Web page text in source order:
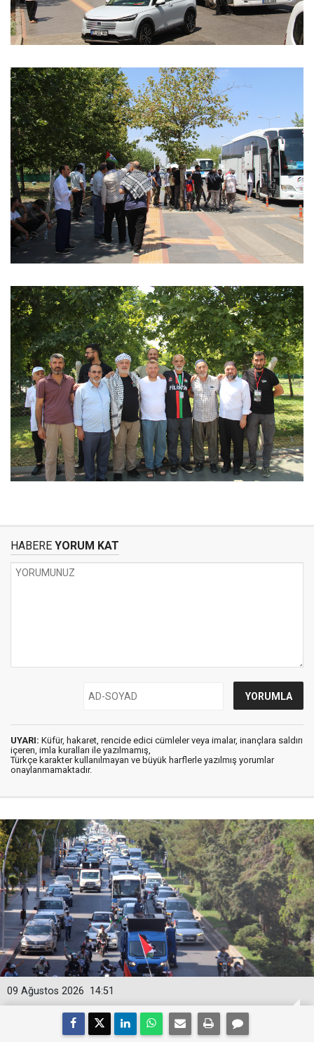
HABERE YORUM KAT
UYARI: Küfür, hakaret, rencide edici cümleler veya imalar, inançlara saldırı
içeren, imla kuralları ile yazılmamış,
Türkçe karakter kullanılmayan ve büyük harflerle yazılmış yorumlar
onaylanmamaktadır.
14:51
09 Ağustos 2026